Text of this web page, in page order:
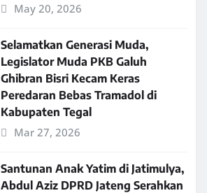
May 20, 2026
Selamatkan Generasi Muda,
Legislator Muda PKB Galuh
Ghibran Bisri Kecam Keras
Peredaran Bebas Tramadol di
Kabupaten Tegal
Mar 27, 2026
Santunan Anak Yatim di Jatimulya,
Abdul Aziz DPRD Jateng Serahkan